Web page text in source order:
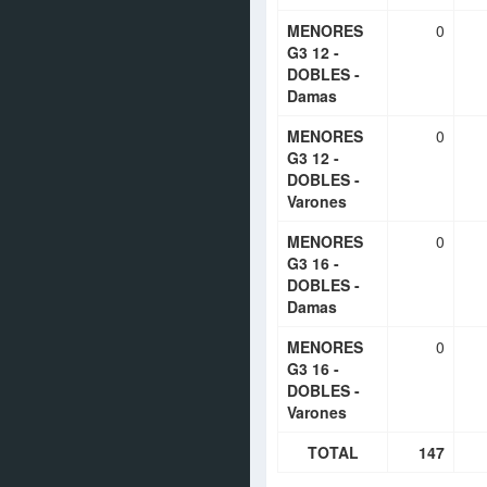
MENORES
G3 12 -
DOBLES -
Damas
0
MENORES
G3 12 -
DOBLES -
Varones
0
MENORES
G3 16 -
DOBLES -
Damas
0
MENORES
G3 16 -
DOBLES -
Varones
0
TOTAL 147